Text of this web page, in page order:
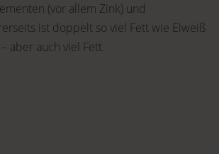
(vor allem Zink) und
ist doppelt so viel Fett wie Eiweiß
aber auch viel Fett.